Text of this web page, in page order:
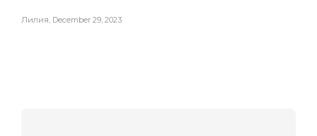
Лилия, December 29, 2023